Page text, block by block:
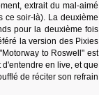
extrait du mal-aimé
ce soir-là). La deuxième
pour la deuxième fois
la version des Pixies
to Roswell" est
en live, et que
de réciter son refrain